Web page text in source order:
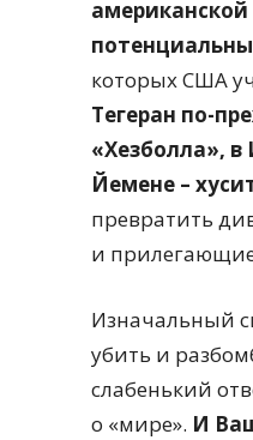
американской
которых США
Тегеран по-
«Хезболла»,
Йемене –
превратить
и
Изначальный
убить и
слабенький
о «мире». И